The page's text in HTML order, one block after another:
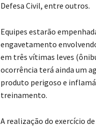
Defesa Civil, entre outros.
Equipes estarão
engavetamento
em três vítimas leves
ocorrência terá ainda um
produto perigoso e
treinamento.
A realização do exercício